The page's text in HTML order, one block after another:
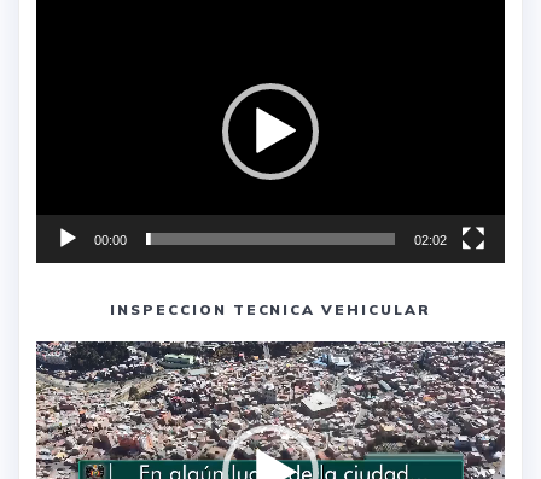
00:00 02:02
INSPECCION TECNICA VEHICULAR
Reproductor
de
vídeo